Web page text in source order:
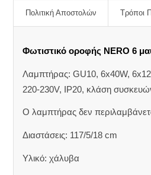
Πολιτική Αποστολών Τρόποι
Φωτιστικό οροφής NERO 6
Λαμπτήρας: GU10, 6x40W,
220-230V, IP20, κλάση
Ο λαμπτήρας δεν
Διαστάσεις: 117/5/18 cm
Υλικό: χάλυβα